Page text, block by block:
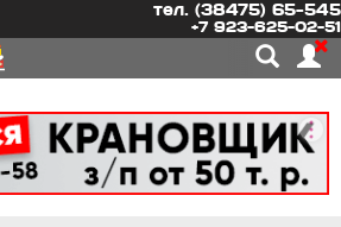
тел. (38475) 65-545
+7 923-625-02-51